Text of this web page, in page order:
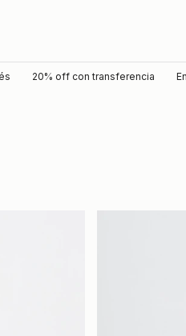
20% off con transferencia Envíos